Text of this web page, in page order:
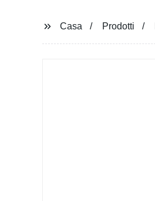
Casa Prodotti